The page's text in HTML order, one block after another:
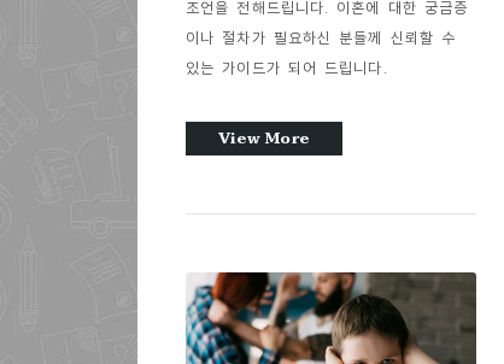
조언을 전해드립니다. 이혼에 대한 궁금증
이나 절차가 필요하신 분들께 신뢰할 수
있는 가이드가 되어 드립니다.
View More